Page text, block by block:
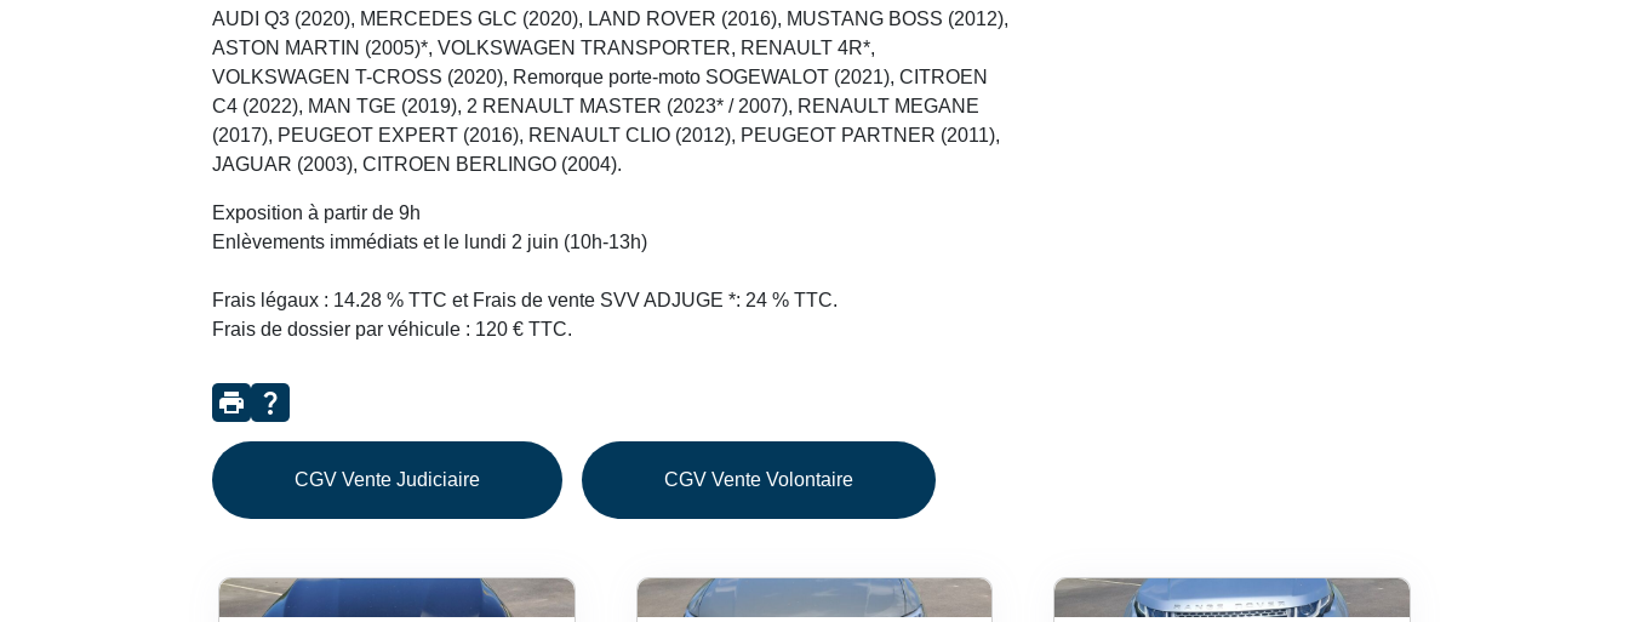
AUDI Q3 (2020), MERCEDES GLC (2020), LAND ROVER (2016), MUSTANG BOSS (2012),
ASTON MARTIN (2005)*, VOLKSWAGEN TRANSPORTER, RENAULT 4R*,
VOLKSWAGEN T-CROSS (2020), Remorque porte-moto SOGEWALOT (2021), CITROEN
C4 (2022), MAN TGE (2019), 2 RENAULT MASTER (2023* / 2007), RENAULT MEGANE
(2017), PEUGEOT EXPERT (2016), RENAULT CLIO (2012), PEUGEOT PARTNER (2011),
JAGUAR (2003), CITROEN BERLINGO (2004).
Exposition à partir de 9h
Enlèvements immédiats et le lundi 2 juin (10h-13h)
Frais légaux : 14.28 % TTC et Frais de vente SVV ADJUGE *: 24 % TTC.
Frais de dossier par véhicule : 120 € TTC.
print question_mark
CGV Vente Judiciaire CGV Vente Volontaire